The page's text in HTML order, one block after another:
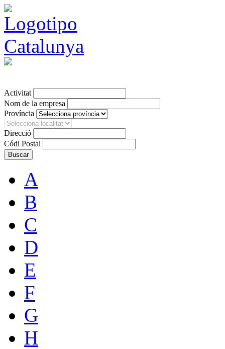
Activitat
Nom de la empresa
Província
Direcció
Códi Postal
A
B
C
D
E
F
G
H